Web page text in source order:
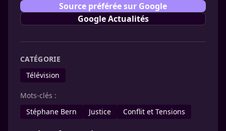
Source préférée sur Google
Google Actualités
CATÉGORIE
Télévision
Mots-clés :
Stéphane Bern
Justice Conflit et Tensions